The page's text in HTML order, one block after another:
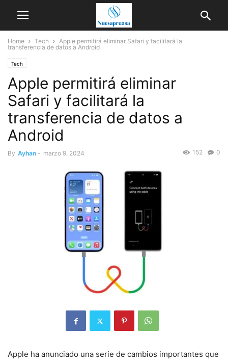
Home Tech
Apple permitirá eliminar Safari y facilitará la
transferencia de datos a Android
Tech
Apple permitirá eliminar
Safari y facilitará la
transferencia de datos a
Android
By Ayhan - marzo 9, 2024 0
152
Apple ha anunciado una serie de cambios importantes que